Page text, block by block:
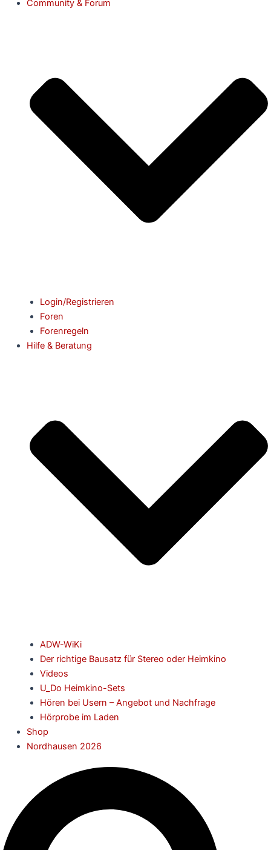
Community & Forum
Login/Registrieren
Foren
Forenregeln
Hilfe & Beratung
ADW-WiKi
Der richtige Bausatz für Stereo oder Heimkino
Videos
U_Do Heimkino-Sets
Hören bei Usern – Angebot und Nachfrage
Hörprobe im Laden
Shop
Nordhausen 2026